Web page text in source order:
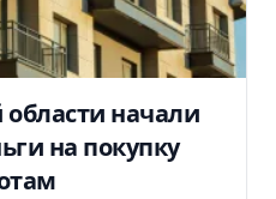
начали
на покупку